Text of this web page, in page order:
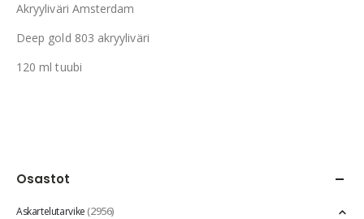
Akryyliväri Amsterdam
Deep gold 803 akryyliväri
120 ml tuubi
Osastot
Askartelutarvike(2956)